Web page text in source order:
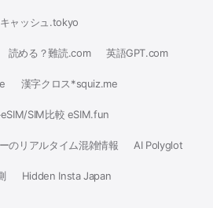
ャッシュ.tokyo
読める？難読.com 英語GPT.com
漢字クロス*squiz.me
SIM比較 eSIM.fun
のリアルタイム混雑情報 AI Polyglot
Hidden Insta Japan